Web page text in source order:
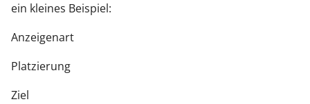
ein kleines Beispiel:
Anzeigenart
Platzierung
Ziel